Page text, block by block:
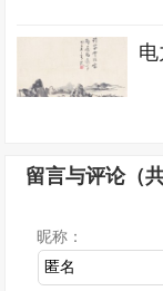
留言与评论（
昵称：